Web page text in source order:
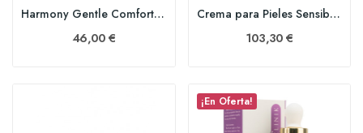
Harmony Gentle Comfort Cream (NUEVA) Probiotic...
46,00 €
Crema para Pieles Sensibles Calm 50 ml
103,30 €
¡En Oferta!